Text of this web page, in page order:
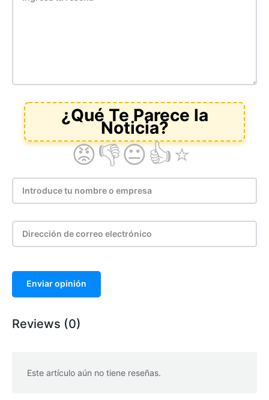
Enviar opinión
Reviews (0)
Este artículo aún no tiene reseñas.